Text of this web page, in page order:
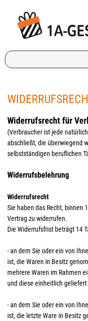
Hauptinhalt
springen
Ich
suche
für:
Widerrufsrecht für
(Verbraucher ist jede
abschließt, die überwiegend
selbstständigen beruflichen
Widerrufsbelehrung
Widerrufsrecht
Sie haben das Recht, binnen
Vertrag zu widerrufen.
Die Widerrufsfrist beträgt 14
- an dem Sie oder ein von
ist, die Waren in Besitz
mehrere Waren im Rahmen
und diese einheitlich geliefert
- an dem Sie oder ein von
ist, die letzte Ware in Besitz